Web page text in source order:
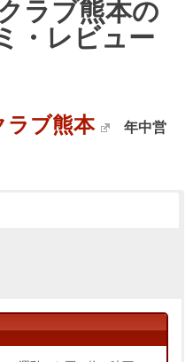
ラブ熊本の
・レビュー
ラブ熊本
年中営